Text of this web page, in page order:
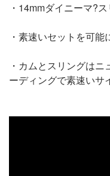
・14mmダイニーマ?
・素速いセットを可
・カムとスリングは
ーディングで素速いサ